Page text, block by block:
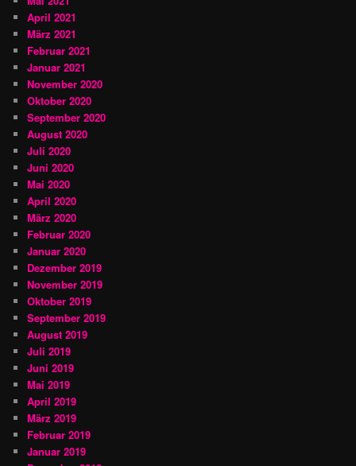
April 2021
März 2021
Februar 2021
Januar 2021
November 2020
Oktober 2020
September 2020
August 2020
Juli 2020
Juni 2020
Mai 2020
April 2020
März 2020
Februar 2020
Januar 2020
Dezember 2019
November 2019
Oktober 2019
September 2019
August 2019
Juli 2019
Juni 2019
Mai 2019
April 2019
März 2019
Februar 2019
Januar 2019